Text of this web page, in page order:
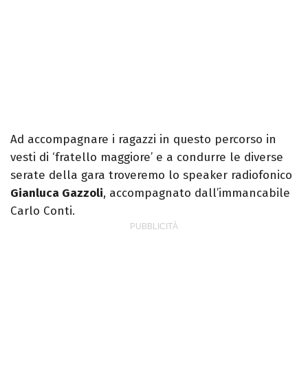
Ad accompagnare i ragazzi in questo percorso in
vesti di ‘fratello maggiore’ e a condurre le diverse
serate della gara troveremo lo speaker radiofonico
Gianluca Gazzoli, accompagnato dall’immancabile
Carlo Conti.